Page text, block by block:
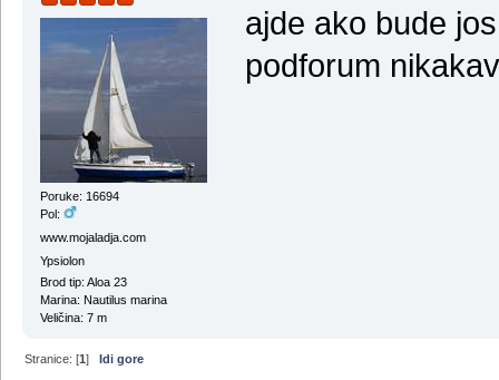
Poruke: 16694
Pol:
www.mojaladja.com
Ypsiolon
Brod tip: Aloa 23
Marina: Nautilus marina
Veličina: 7 m
ajde ako bude
podforum
Stranice: [1] Idi gore